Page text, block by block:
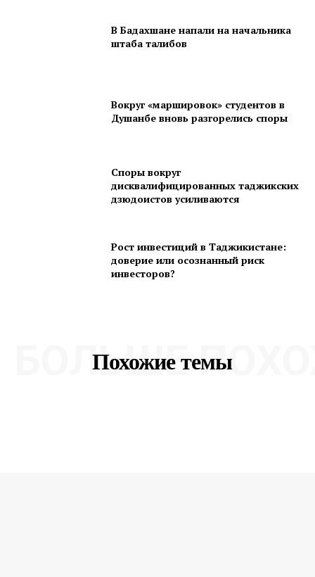
В Бадахшане напали на начальника
штаба талибов
Вокруг «маршировок» студентов в
Душанбе вновь разгорелись споры
Споры вокруг
дисквалифицированных таджикских
дзюдоистов усиливаются
Рост инвестиций в Таджикистане:
доверие или осознанный риск
инвесторов?
Похожие темы
БОЛЬШЕ